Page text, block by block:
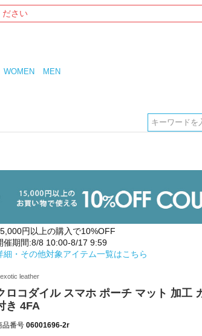
ださい
WOMEN MEN
円以上の購入で10%OFF
催期間:8/8 10:00-8/17 9:59
細・その他対象アイテム一覧はこちら
exotic leather
ロコダイル スマホ ポーチ マット 加工
き 4FA
品番号 06001696-2r